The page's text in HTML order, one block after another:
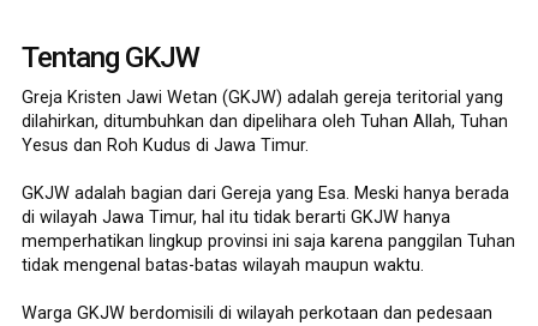
Tentang GKJW
Greja Kristen Jawi Wetan (GKJW) adalah gereja teritorial yang
dilahirkan, ditumbuhkan dan dipelihara oleh Tuhan Allah, Tuhan
Yesus dan Roh Kudus di Jawa Timur.
GKJW adalah bagian dari Gereja yang Esa. Meski hanya berada
di wilayah Jawa Timur, hal itu tidak berarti GKJW hanya
memperhatikan lingkup provinsi ini saja karena panggilan Tuhan
tidak mengenal batas-batas wilayah maupun waktu.
Warga GKJW berdomisili di wilayah perkotaan dan pedesaan